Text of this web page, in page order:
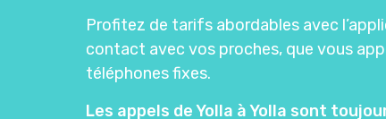
Profitez de tarifs abordables avec
contact avec vos proches, que vous
téléphones fixes.
Les appels de Yolla à Yolla sont